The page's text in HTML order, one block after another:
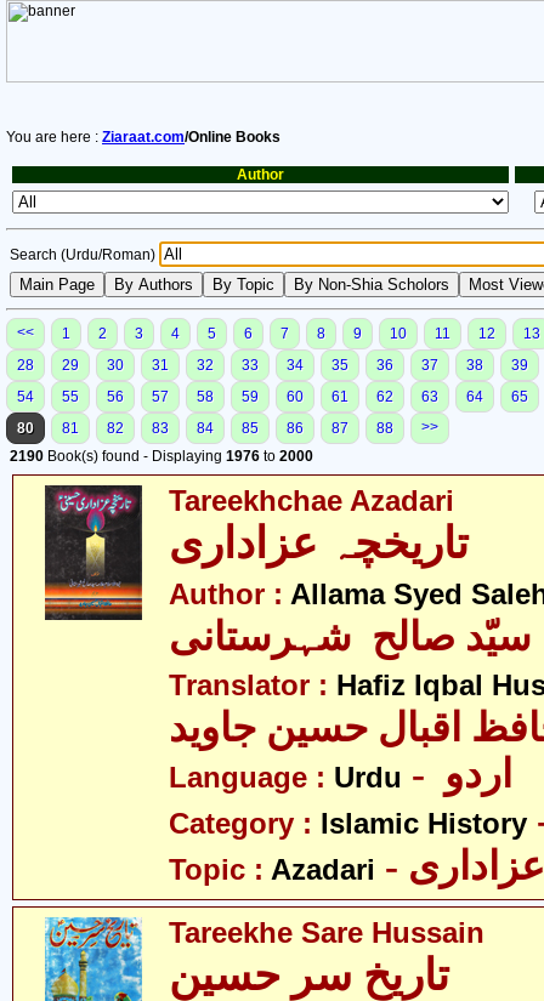
You are here : Ziaraat.com/Online Books
Author
Search (Urdu/Roman)
<< 1 2 3 4 5 6 7 8 9 10 11 12
13
28
29 30 31 32 33 34 35 36 37 38
39
54
55 56 57 58 59 60 61 62 63 64
65
80
81 82 83 84 85 86 87 88
>>
2190 Book(s) found - Displaying 1976 to 2000
Tareekhchae Azadari
تاریخچہ عزاداری
Author : Allama Syed
سیّد صالح شہرستانی
Translator : Hafiz Iqbal
Language : Urdu
Category : Islamic History
Topic : Azadari - عزاداری
Tareekhe Sare Hussain
تاریخ سر حسین